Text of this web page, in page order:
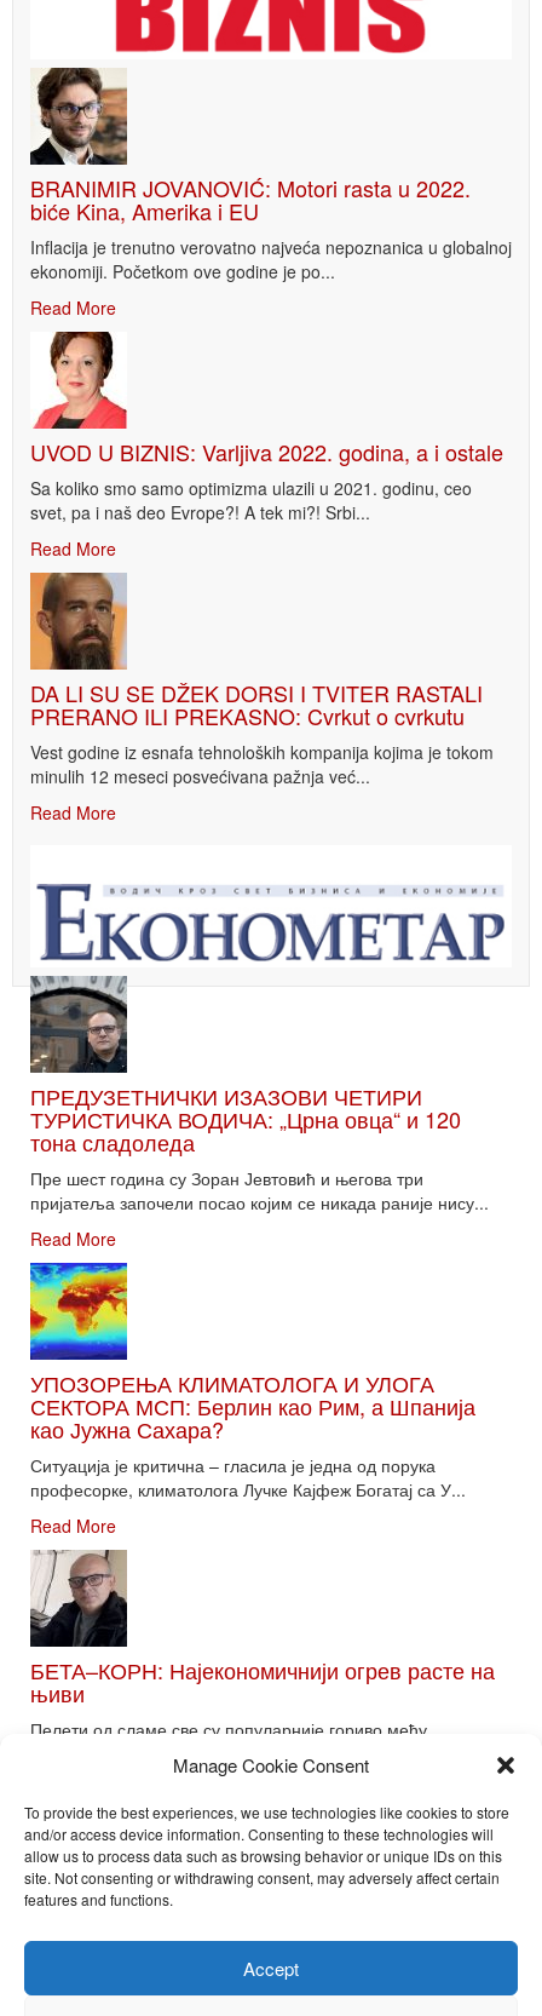
Manage Cookie Consent
To provide the best experiences, we use technologies like cookies to store
and/or access device information. Consenting to these technologies will
allow us to process data such as browsing behavior or unique IDs on this
site. Not consenting or withdrawing consent, may adversely affect certain
features and functions.
Accept
BRANIMIR JOVANOVIĆ: Motori rasta u 2022.
biće Kina, Amerika i EU
Inflacija je trenutno verovatno najveća nepoznanica u globalnoj
ekonomiji. Početkom ove godine je po...
Read More
UVOD U BIZNIS: Varljiva 2022. godina, a i ostale
Sa koliko smo samo optimizma ulazili u 2021. godinu, ceo
svet, pa i naš deo Evrope?! A tek mi?! Srbi...
Read More
DA LI SU SE DŽEK DORSI I TVITER RASTALI
PRERANO ILI PREKASNO: Cvrkut o cvrkutu
Vest godine iz esnafa tehnoloških kompanija kojima je tokom
minulih 12 meseci posvećivana pažnja već...
Read More
ПРЕДУЗЕТНИЧКИ ИЗАЗОВИ ЧЕТИРИ
ТУРИСТИЧКА ВОДИЧА: „Црна овца“ и 120
тона сладоледа
Пре шест година су Зоран Јевтовић и његова три
пријатеља започели посао којим се никада раније нису...
Read More
УПОЗОРЕЊА КЛИМАТОЛОГА И УЛОГА
СЕКТОРА МСП: Берлин као Рим, а Шпанија
као Јужна Сахара?
Ситуација је критична – гласила је једна од порука
професорке, климатолога Лучке Кајфеж Богатај са У...
Read More
БЕТА–КОРН: Најекономичнији огрев расте на
њиви
Пелети од сламе све су популарније гориво међу
потрошачима. Главне препреке већoj производњи овог ог...
Toggle
Nira Press d.o.o.
Sadržaj ovog sajta je zakonom zaštićena intelektualna svojina